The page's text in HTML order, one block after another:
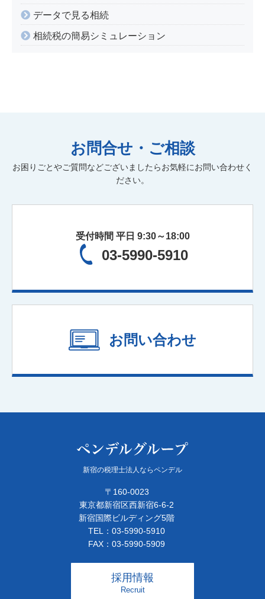
データで見る相続
相続税の簡易シミュレーション
お問合せ・ご相談
お困りごとやご質問などございましたらお気軽にお問い合わせく
ださい。
受付時間 平日 9:30～18:00
03-5990-5910
お問い合わせ
新宿の税理士法人ならペンデル
〒160-0023
東京都新宿区西新宿6-6-2
新宿国際ビルディング5階
TEL：03-5990-5910
FAX：03-5990-5909
採用情報
Recruit